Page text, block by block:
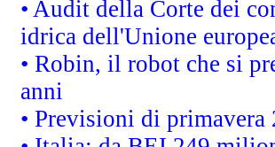
• Audit della Corte dei
idrica dell'Unione
• Robin, il robot che si
anni
• Previsioni di primavera